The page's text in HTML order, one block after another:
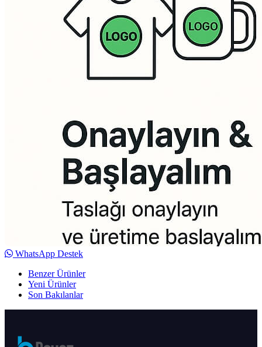
WhatsApp Destek
Benzer Ürünler
Yeni Ürünler
Son Bakılanlar